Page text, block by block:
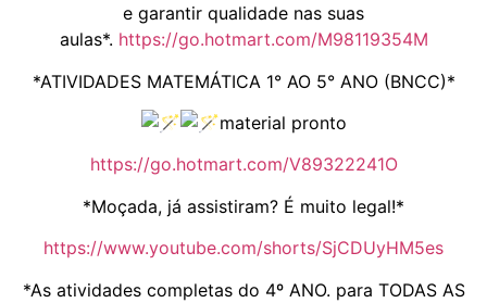
e garantir qualidade nas suas
aulas*. https://go.hotmart.com/M98119354M
*ATIVIDADES MATEMÁTICA 1° AO 5° ANO (BNCC)*
material pronto
https://go.hotmart.com/V89322241O
*Moçada, já assistiram? É muito legal!*
https://www.youtube.com/shorts/SjCDUyHM5es
*As atividades completas do 4º ANO. para TODAS AS